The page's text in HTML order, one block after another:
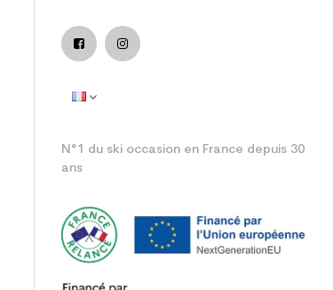
N°1 du ski occasion en France depuis 30
ans